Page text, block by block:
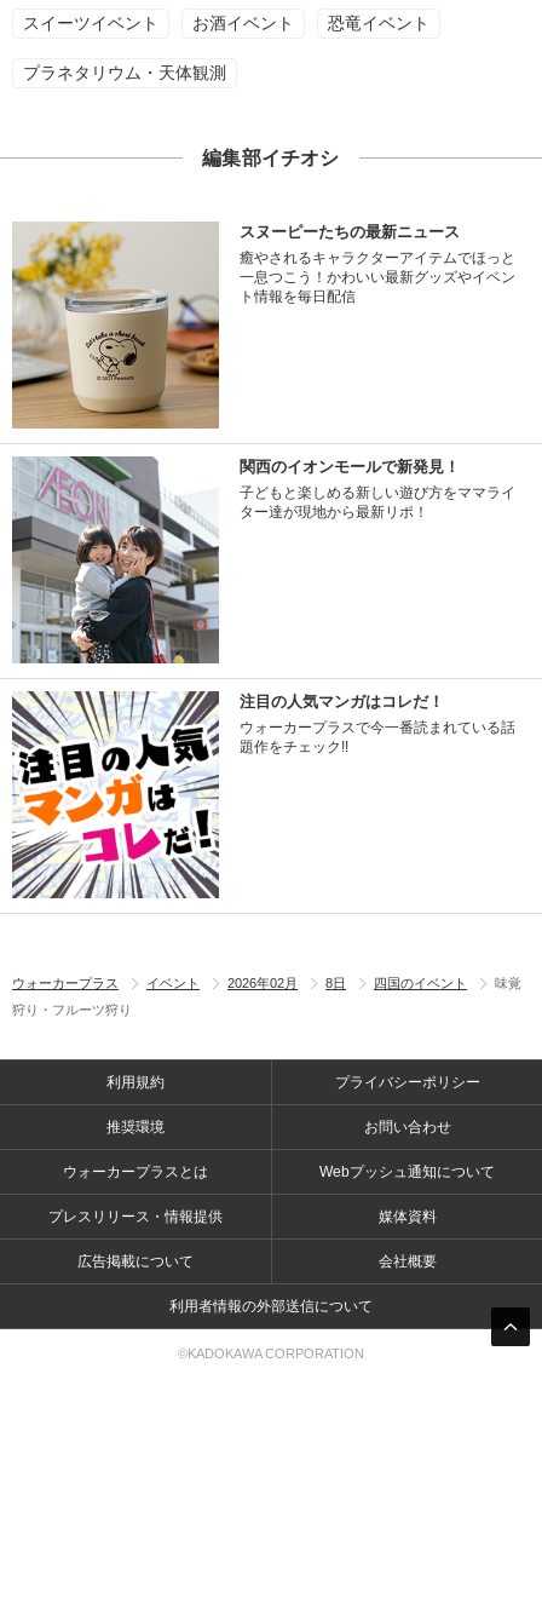
スイーツイベント お酒イベント 恐竜イベント
プラネタリウム・天体観測
編集部イチオシ
スヌーピーたちの最新ニュース
癒やされるキャラクターアイテムでほっと
一息つこう！かわいい最新グッズやイベン
ト情報を毎日配信
関西のイオンモールで新発見！
子どもと楽しめる新しい遊び方をママライ
ター達が現地から最新リポ！
注目の人気マンガはコレだ！
ウォーカープラスで今一番読まれている話
題作をチェック!!
ウォーカープラス イベント 2026年02月 8日 四国のイベント
味覚
狩り・フルーツ狩り
利用規約 プライバシーポリシー
推奨環境 お問い合わせ
ウォーカープラスとは Webプッシュ通知について
プレスリリース・情報提供 媒体資料
広告掲載について 会社概要
利用者情報の外部送信について
©KADOKAWA CORPORATION